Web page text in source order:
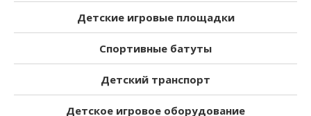
Детские игровые площадки
Спортивные батуты
Детский транспорт
Детское игровое оборудование